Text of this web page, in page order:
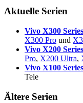
Aktuelle Serien
Vivo X300 Series
X300 Pro und
Vivo X200 Series
Pro, X200 Ultra,
Vivo X100 Series
Tele
Ältere Serien